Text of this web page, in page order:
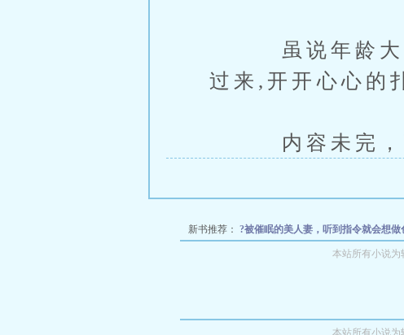
虽说年龄大了
过来,开开心心的
内容未完，下
新书推荐： ?被催眠的美人妻，听到指令就会想
退婚豪门！我带两千万嫁给了山里野汉心尖血抢来
本站所有小说为
本站所有小说为